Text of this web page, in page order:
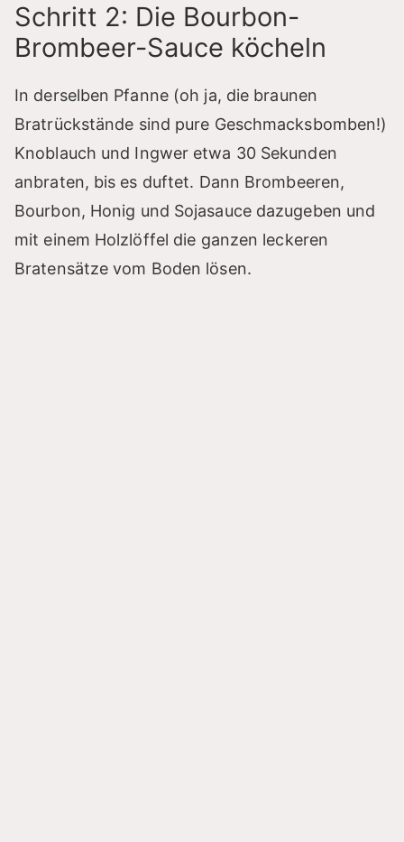
Schritt 2: Die Bourbon-
Brombeer-Sauce köcheln
In derselben Pfanne (oh ja, die braunen
Bratrückstände sind pure Geschmacksbomben!)
Knoblauch und Ingwer etwa 30 Sekunden
anbraten, bis es duftet. Dann Brombeeren,
Bourbon, Honig und Sojasauce dazugeben und
mit einem Holzlöffel die ganzen leckeren
Bratensätze vom Boden lösen.